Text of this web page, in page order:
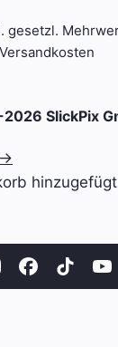
SlickPix
gesetzl.
Versandkosten